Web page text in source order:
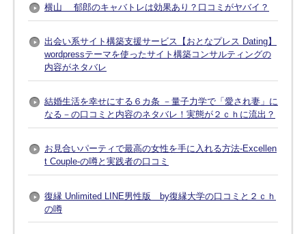
横山 郁郎のキャバトレは効果あり？口コミがヤバイ？
出会い系サイト構築支援サービス【おとなプレス Dating】
wordpressテーマを使ったサイト構築コンサルティングの
内容がネタバレ
結婚生活を幸せにする６カ条 －量子力学で「愛され妻」に
なる－の口コミと内容のネタバレ！実態が２ｃｈに流出？
お見合いパーティで最高の女性を手に入れる方法-Excellen
t Couple-の噂と実践者の口コミ
復縁 Unlimited LINE男性版 by復縁大学の口コミと２ｃｈ
の噂